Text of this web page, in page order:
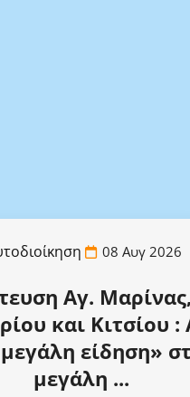
08 Αυγ 2026
Αγ.
και Κιτσίου :
είδηση»
μεγάλη ...